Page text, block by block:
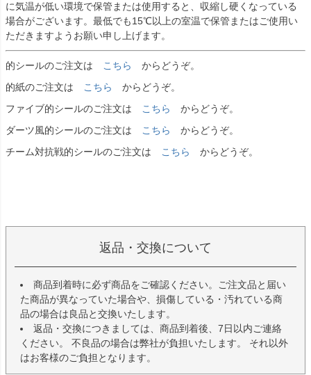
に気温が低い環境で保管または使用すると、収縮し硬くなっている
場合がございます。最低でも15℃以上の室温で保管またはご使用い
ただきますようお願い申し上げます。
的シールのご注文は こちら
からどうぞ。
的紙のご注文は
こちら
からどうぞ。
ファイブ的シールのご注文は
こちら
からどうぞ。
ダーツ風的シールのご注文は
こちら
からどうぞ。
チーム対抗戦的シールのご注文は
こちら からどうぞ。
返品・交換について
商品到着時に必ず商品をご確認ください。ご注文品と届い
た商品が異なっていた場合や、損傷している・汚れている商
品の場合は良品と交換いたします。
返品・交換につきましては、商品到着後、7日以内ご連絡
ください。 不良品の場合は弊社が負担いたします。 それ以外
はお客様のご負担となります。